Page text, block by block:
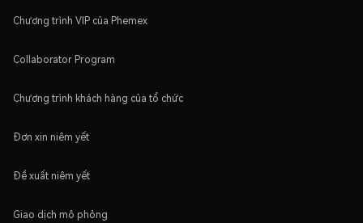
Chương trình VIP của Phemex
Collaborator Program
Chương trình khách hàng của tổ chức
Đơn xin niêm yết
Đề xuất niêm yết
Giao dịch mô phỏng